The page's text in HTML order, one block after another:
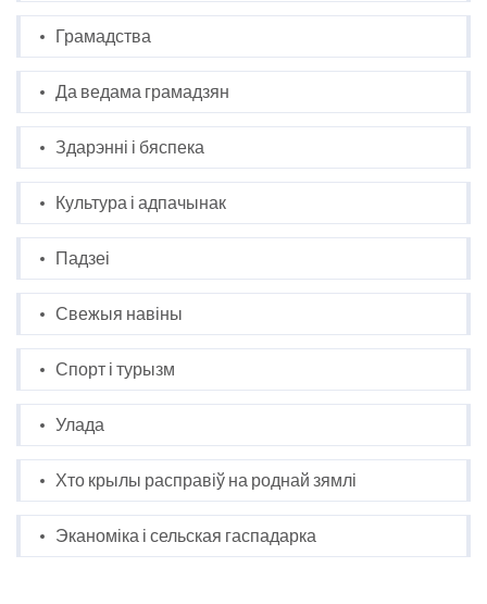
Грамадства
Да ведама грамадзян
Здарэнні і бяспека
Культура і адпачынак
Падзеі
Свежыя навіны
Спорт і турызм
Улада
Хто крылы расправіў на роднай зямлі
Эканоміка і сельская гаспадарка